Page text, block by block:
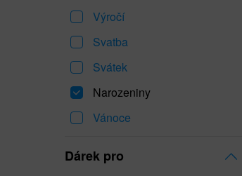
Výročí
Svatba
Svátek
Narozeniny
Vánoce
Dárek pro